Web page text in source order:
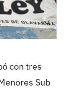
con tres
Sub